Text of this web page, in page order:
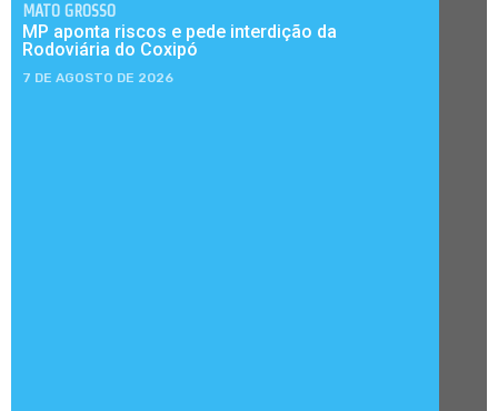
MATO GROSSO
MP aponta riscos e pede interdição da
Rodoviária do Coxipó
7 DE AGOSTO DE 2026